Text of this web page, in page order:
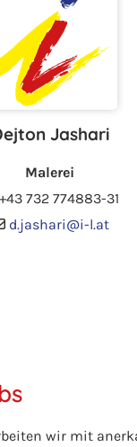
Jashari
Malerei
+43 732 774883-31
d.jashari@i-l.at
wir mit